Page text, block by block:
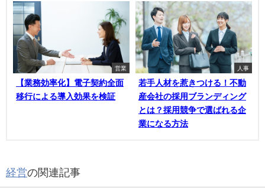
営業
【業務効率化】電子契約全面
移行による導入効果を検証
人事
若手人材を惹きつける！不動
産会社の採用ブランディング
とは？採用競争で選ばれる企
業になる方法
経営の関連記事